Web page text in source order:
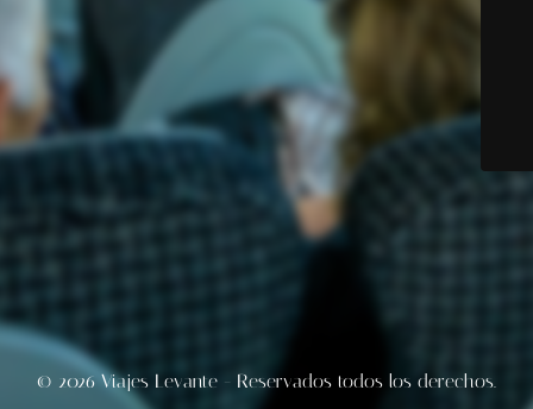
© 2026 Viajes Levante - Reservados todos los derechos.